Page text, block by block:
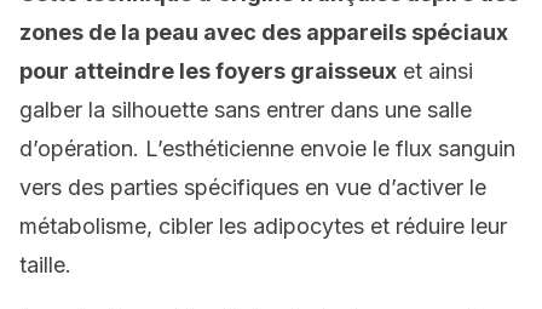
zones de la peau avec des appareils spéciaux
pour atteindre les foyers graisseux et ainsi
galber la silhouette sans entrer dans une salle
d’opération. L’esthéticienne envoie le flux sanguin
vers des parties spécifiques en vue d’activer le
métabolisme, cibler les adipocytes et réduire leur
taille.